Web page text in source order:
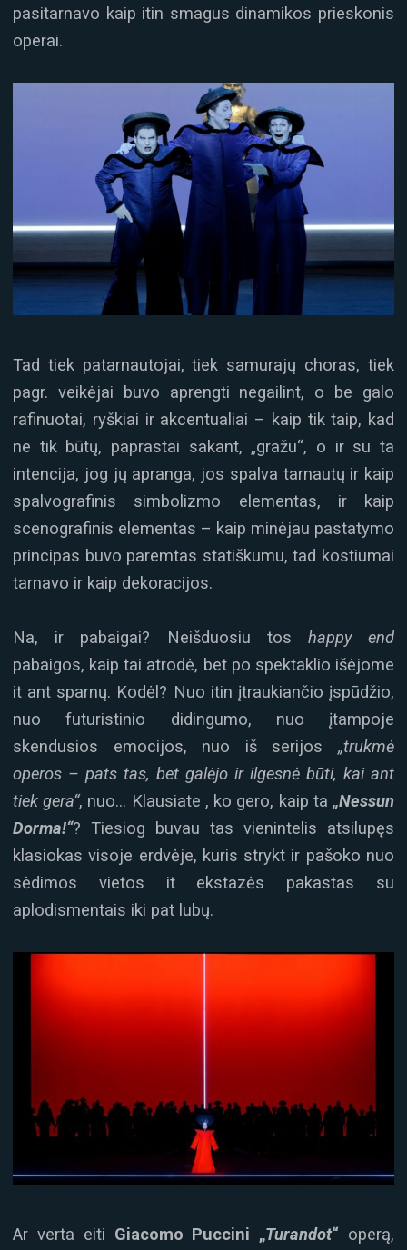
pasitarnavo kaip itin smagus dinamikos prieskonis
operai.
Tad tiek patarnautojai, tiek samurajų choras, tiek
pagr. veikėjai buvo aprengti negailint, o be galo
rafinuotai, ryškiai ir akcentualiai – kaip tik taip, kad
ne tik būtų, paprastai sakant, „gražu“, o ir su ta
intencija, jog jų apranga, jos spalva tarnautų ir kaip
spalvografinis simbolizmo elementas, ir kaip
scenografinis elementas – kaip minėjau pastatymo
principas buvo paremtas statiškumu, tad kostiumai
tarnavo ir kaip dekoracijos.
Na, ir pabaigai? Neišduosiu tos happy end
pabaigos, kaip tai atrodė, bet po spektaklio išėjome
it ant sparnų. Kodėl? Nuo itin įtraukiančio įspūdžio,
nuo futuristinio didingumo, nuo įtampoje
skendusios emocijos, nuo iš serijos „trukmė
operos – pats tas, bet galėjo ir ilgesnė būti, kai ant
tiek gera“, nuo… Klausiate , ko gero, kaip ta„Nessun
Dorma!“? Tiesiog buvau tas vienintelis atsilupęs
klasiokas visoje erdvėje, kuris strykt ir pašoko nuo
sėdimos vietos it ekstazės pakastas su
aplodismentais iki pat lubų.
Ar verta eiti Giacomo Puccini „Turandot“ operą,